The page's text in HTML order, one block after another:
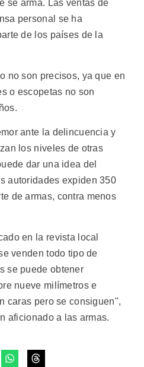
se arma. Las ventas de
personal se ha
de los países de la
no son precisos, ya que en
o escopetas no son
ante la delincuencia y
los niveles de otras
dar una idea del
autoridades expiden 350
de armas, contra menos
en la revista local
venden todo tipo de
se puede obtener
nueve milímetros e
caras pero se consiguen",
aficionado a las armas.